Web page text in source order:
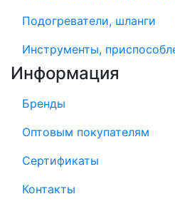
Подогреватели, шланги
Инструменты,
Информация
Бренды
Оптовым покупателям
Сертификаты
Контакты